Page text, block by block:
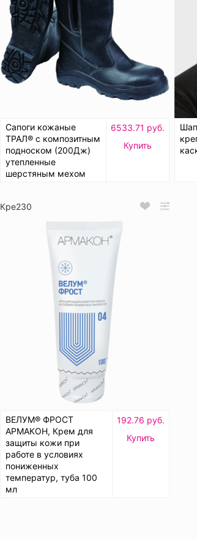
Сапоги кожаные
ТРАЛ® с композитным
подноском (200Дж)
утепленные
шерстяным мехом
6533.71 руб.
Купить
Кре230
ВЕЛУМ® ФРОСТ
АРМАКОН, Крем для
защиты кожи при
работе в условиях
пониженных
температур, туба 100
мл
192.76 руб.
Купить